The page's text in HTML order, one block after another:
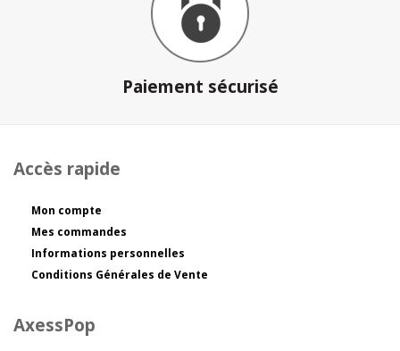
Paiement sécurisé
Accès rapide
Mon compte
Mes commandes
Informations personnelles
Conditions Générales de Vente
AxessPop